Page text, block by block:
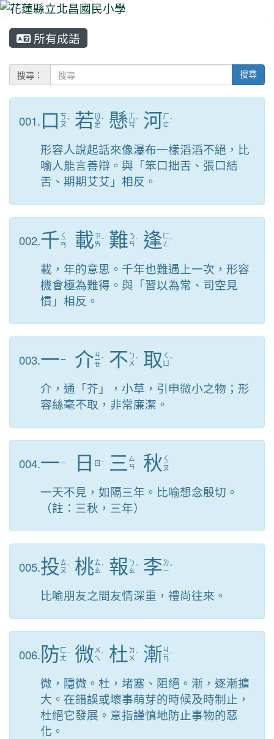
所有成語
搜尋： 搜尋
001.口 ㄎ
ㄡˇ 若 ㄖ
ㄨ
ㄛ
ˋ 懸ㄒ
ㄩ
ㄢ
ˊ 河ㄏ
ㄜ ˊ
形容人說起話來像瀑布一樣滔滔不絕，比
喻人能言善辯。與「笨口拙舌、張口結
舌、期期艾艾」相反。
002.千 ㄑ
ㄧ
ㄢ 載ㄗ
ㄞˇ 難ㄋ
ㄢ ˊ 逢 ㄈ
ㄥ ˊ
載，年的意思。千年也難遇上一次，形容
機會極為難得。與「習以為常、司空見
慣」相反。
003.一ㄧ 介 ㄐ
ㄧ
ㄝ
ˋ 不 ㄅ
ㄨ ˋ 取 ㄑ
ˇ
介，通「芥」，小草，引申微小之物；形
容絲毫不取，非常廉潔。
004.一ㄧ 日 ㄖ ˋ 三 ㄙ
ㄢ
秋 ㄑ
ㄧ
ㄡ
一天不見，如隔三年。比喻想念殷切。
（註：三秋，三年）
005.投ㄊ
ㄡ ˊ 桃ㄊ
ㄠ ˊ 報 ㄅ
ㄠˋ 李ㄌ
ㄧˇ
比喻朋友之間友情深重，禮尚往來。
006. 防 ㄈ
ㄤ ˊ 微 ㄨ
ㄟ ˊ 杜 ㄉ
ㄨ ˋ 漸 ㄐ
ㄧ
ㄢ
ˋ
微，隱微。杜，堵塞、阻絕。漸，逐漸擴
大。在錯誤或壞事萌芽的時候及時制止，
杜絕它發展。意指謹慎地防止事物的惡
化。